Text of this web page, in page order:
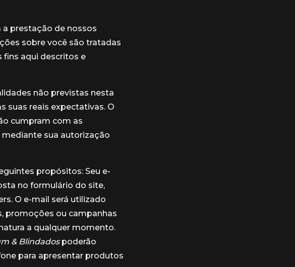
prestação de nossos
sobre você são tratadas
fins aqui descritos e
não previstas nesta
suas reais expectativas. O
cumpram com as
sua autorização
propósitos: Seu e-
no formulário do site,
O e-mail será utilizado
promoções ou campanhas
a qualquer momento.
& Blindadospoderão
para apresentar produtos